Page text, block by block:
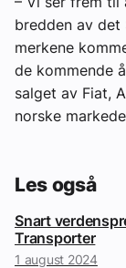
bredden av det
merkene
de kommende
salget av Fiat,
norske
Les også
Snart
Transporter
1 august 2024